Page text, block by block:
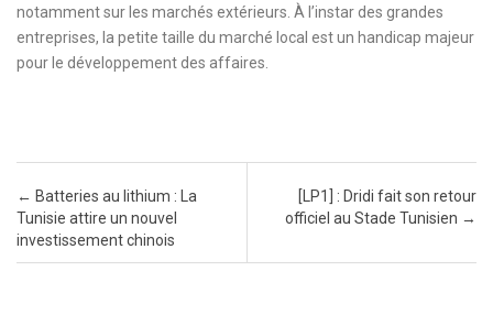
notamment sur les marchés extérieurs. À l’instar des grandes
entreprises, la petite taille du marché local est un handicap majeur
pour le développement des affaires.
Post navigation
← Batteries au lithium : La
Tunisie attire un nouvel
investissement chinois
[LP1] : Dridi fait son retour
officiel au Stade Tunisien →